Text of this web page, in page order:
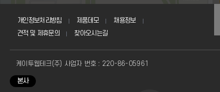
개인정보처리방침 제품데모
채용정보
견적 및 제휴문의
찾아오시는길
케이투웹테크(주) 사업자 번호 : 220-86-05961
본사